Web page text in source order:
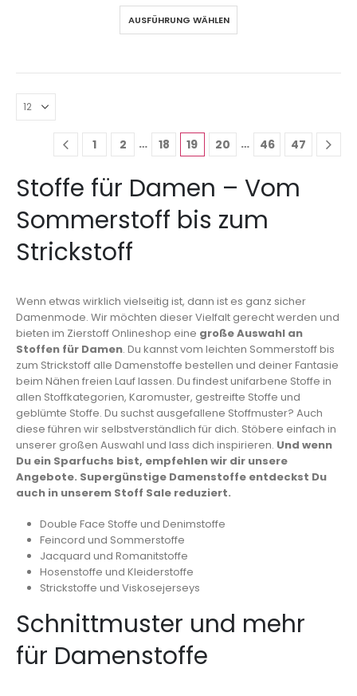
AUSFÜHRUNG WÄHLEN
1 2 … 18 19 20 … 46 47
Stoffe für Damen – Vom
Sommerstoff bis zum
Strickstoff
Wenn etwas wirklich vielseitig ist, dann ist es ganz sicher
Damenmode. Wir möchten dieser Vielfalt gerecht werden und
bieten im Zierstoff Onlineshop eine große Auswahl an
Stoffen für Damen. Du kannst vom leichten Sommerstoff bis
zum Strickstoff alle Damenstoffe bestellen und deiner Fantasie
beim Nähen freien Lauf lassen. Du findest unifarbene Stoffe in
allen Stoffkategorien, Karomuster, gestreifte Stoffe und
geblümte Stoffe. Du suchst ausgefallene Stoffmuster? Auch
diese führen wir selbstverständlich für dich. Stöbere einfach in
unserer großen Auswahl und lass dich inspirieren. Und wenn
Du ein Sparfuchs bist, empfehlen wir dir unsere
Angebote. Supergünstige Damenstoffe entdeckst Du
auch in unserem Stoff Sale reduziert.
Double Face Stoffe und Denimstoffe
Feincord und Sommerstoffe
Jacquard und Romanitstoffe
Hosenstoffe und Kleiderstoffe
Strickstoffe und Viskosejerseys
Schnittmuster und mehr
für Damenstoffe